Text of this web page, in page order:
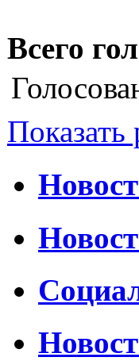
Всего
Показать